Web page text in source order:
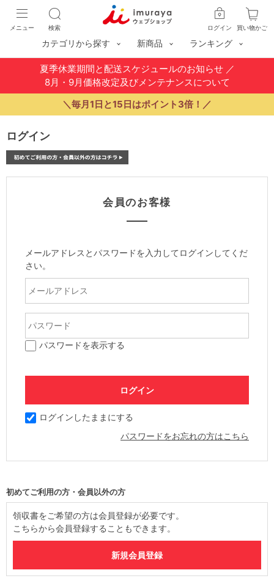
買い物かご
ログイン
検索
メニュー
カテゴリから探す 新商品 ランキング
夏季休業期間と配送スケジュールのお知らせ／
8月・9月価格改定及びメンテナンスについて
＼毎月1日と15日はポイント3倍！／
ログイン
会員のお客様
メールアドレスとパスワードを入力してログインしてくだ
さい。
パスワードを表示する
ログインしたままにする
パスワードをお忘れの方はこちら
初めてご利用の方・会員以外の方